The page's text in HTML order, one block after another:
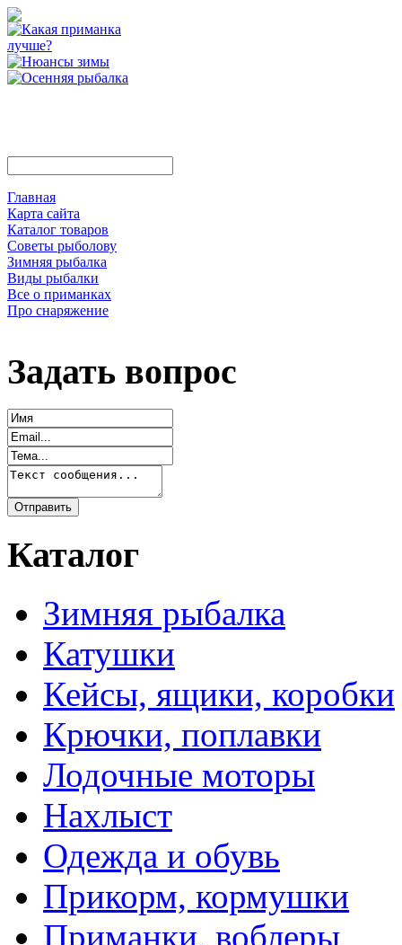
Главная
Карта сайта
Каталог товаров
Советы рыболову
Зимняя рыбалка
Виды рыбалки
Все о приманках
Про снаряжение
Задать вопрос
Каталог
Зимняя рыбалка
Катушки
Кейсы, ящики, коробки
Крючки, поплавки
Лодочные моторы
Нахлыст
Одежда и обувь
Прикорм, кормушки
Приманки, воблеры